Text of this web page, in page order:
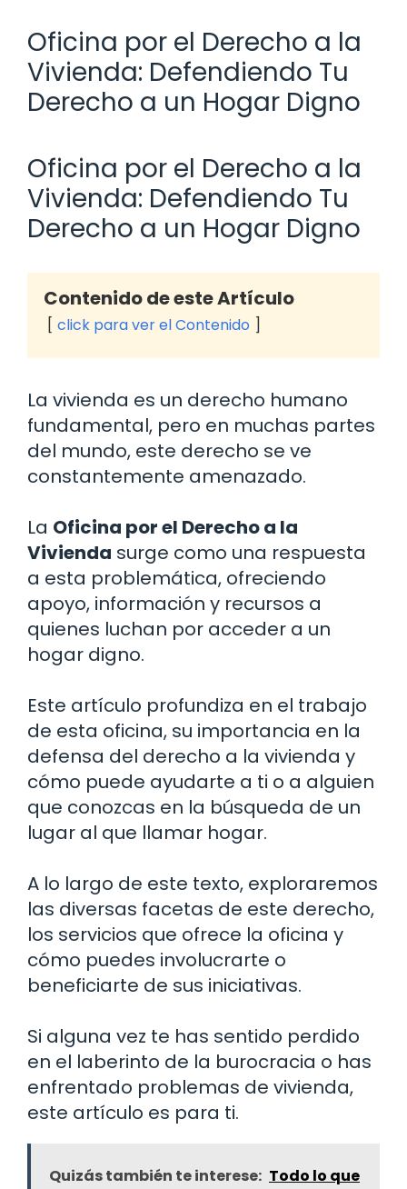
Oficina por el Derecho a la
Vivienda: Defendiendo Tu
Derecho a un Hogar Digno
Oficina por el Derecho a la
Vivienda: Defendiendo Tu
Derecho a un Hogar Digno
Contenido de este Artículo
click para ver el Contenido
La vivienda es un derecho humano
fundamental, pero en muchas partes
del mundo, este derecho se ve
constantemente amenazado.
La Oficina por el Derecho a la
Vivienda surge como una respuesta
a esta problemática, ofreciendo
apoyo, información y recursos a
quienes luchan por acceder a un
hogar digno.
Este artículo profundiza en el trabajo
de esta oficina, su importancia en la
defensa del derecho a la vivienda y
cómo puede ayudarte a ti o a alguien
que conozcas en la búsqueda de un
lugar al que llamar hogar.
A lo largo de este texto, exploraremos
las diversas facetas de este derecho,
los servicios que ofrece la oficina y
cómo puedes involucrarte o
beneficiarte de sus iniciativas.
Si alguna vez te has sentido perdido
en el laberinto de la burocracia o has
enfrentado problemas de vivienda,
este artículo es para ti.
Quizás también te interese: Todo lo que